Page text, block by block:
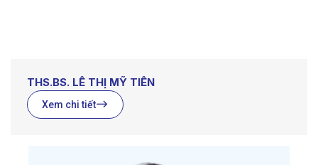
THS.BS. LÊ THỊ MỸ TIÊN
Xem chi tiết